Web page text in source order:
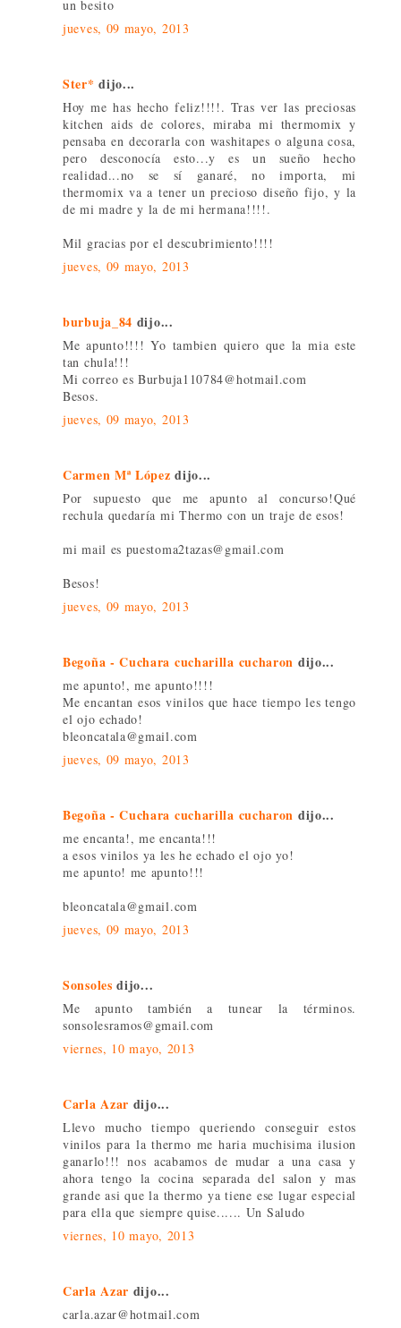
un besito
jueves, 09 mayo, 2013
Ster* dijo...
Hoy me has hecho feliz!!!!. Tras ver las preciosas
kitchen aids de colores, miraba mi thermomix y
pensaba en decorarla con washitapes o alguna cosa,
pero desconocía esto...y es un sueño hecho
realidad...no se sí ganaré, no importa, mi
thermomix va a tener un precioso diseño fijo, y la
de mi madre y la de mi hermana!!!!.
Mil gracias por el descubrimiento!!!!
jueves, 09 mayo, 2013
burbuja_84 dijo...
Me apunto!!!! Yo tambien quiero que la mia este
tan chula!!!
Mi correo es Burbuja110784@hotmail.com
Besos.
jueves, 09 mayo, 2013
Carmen Mª López dijo...
Por supuesto que me apunto al concurso!Qué
rechula quedaría mi Thermo con un traje de esos!
mi mail es puestoma2tazas@gmail.com
Besos!
jueves, 09 mayo, 2013
Begoña - Cuchara cucharilla cucharon dijo...
me apunto!, me apunto!!!!
Me encantan esos vinilos que hace tiempo les tengo
el ojo echado!
bleoncatala@gmail.com
jueves, 09 mayo, 2013
Begoña - Cuchara cucharilla cucharon dijo...
me encanta!, me encanta!!!
a esos vinilos ya les he echado el ojo yo!
me apunto! me apunto!!!
bleoncatala@gmail.com
jueves, 09 mayo, 2013
Sonsoles dijo...
Me apunto también a tunear la términos.
sonsolesramos@gmail.com
viernes, 10 mayo, 2013
Carla Azar dijo...
Llevo mucho tiempo queriendo conseguir estos
vinilos para la thermo me haria muchisima ilusion
ganarlo!!! nos acabamos de mudar a una casa y
ahora tengo la cocina separada del salon y mas
grande asi que la thermo ya tiene ese lugar especial
para ella que siempre quise...... Un Saludo
viernes, 10 mayo, 2013
Carla Azar dijo...
carla.azar@hotmail.com